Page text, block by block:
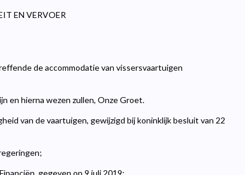
EN VERVOER
de accommodatie van vissersvaartuigen
en hierna wezen zullen, Onze Groet.
van de vaartuigen, gewijzigd bij koninklijk besluit van 22